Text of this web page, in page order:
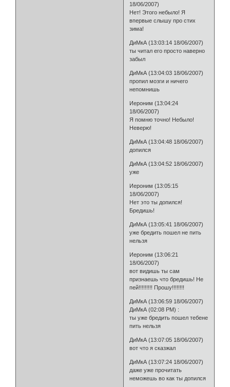
18/06/2007)
Нет! Этого небыло! Я
впервые слышу про стих
зима!
ДиМкА (13:03:14 18/06/2007)
ты читал его просто наверно
забыл
ДиМкА (13:04:03 18/06/2007)
пропил мозги и ничего
непомнишь
Иероним (13:04:24
18/06/2007)
Я помню точно! Небыло!
Неверю!
ДиМкА (13:04:48 18/06/2007)
допился
ДиМкА (13:04:52 18/06/2007)
уже
Иероним (13:05:15
18/06/2007)
Нет это ты допился!
Бредишь!
ДиМкА (13:05:41 18/06/2007)
уже бредить пошел не пить
нельзя
Иероним (13:06:21
18/06/2007)
вот видишь ты сам
признаешь что бредишь! Не
пей!!!!!!!!! Прошу!!!!!!!!
ДиМкА (13:06:59 18/06/2007)
ДиМкА (02:08 PM) :
ты уже бредить пошел тебене
пить нельзя
ДиМкА (13:07:05 18/06/2007)
вот что я сказжал
ДиМкА (13:07:24 18/06/2007)
даже уже прочитать
неможешь во как ты допился